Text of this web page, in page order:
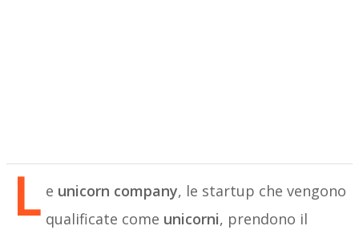
L e unicorn company, le startup che vengono
qualificate come unicorni, prendono il